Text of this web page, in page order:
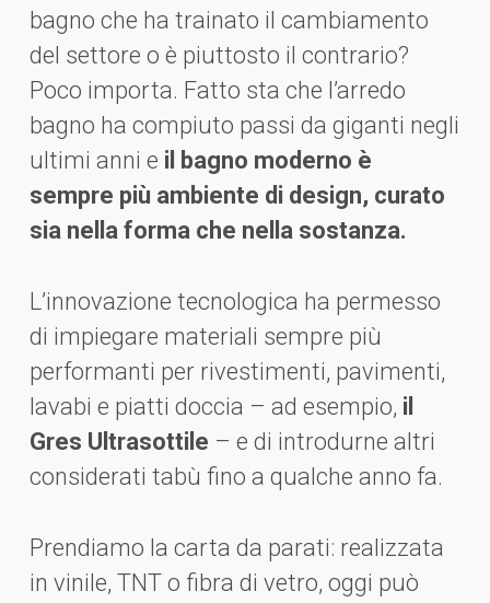
bagno che ha trainato il cambiamento
del settore o è piuttosto il contrario?
Poco importa. Fatto sta che l’arredo
bagno ha compiuto passi da giganti negli
ultimi anni e il bagno moderno è
sempre più ambiente di design, curato
sia nella forma che nella sostanza.
L’innovazione tecnologica ha permesso
di impiegare materiali sempre più
performanti per rivestimenti, pavimenti,
lavabi e piatti doccia – ad esempio, il
Gres Ultrasottile – e di introdurne altri
considerati tabù fino a qualche anno fa.
Prendiamo la carta da parati: realizzata
in vinile, TNT o fibra di vetro, oggi può